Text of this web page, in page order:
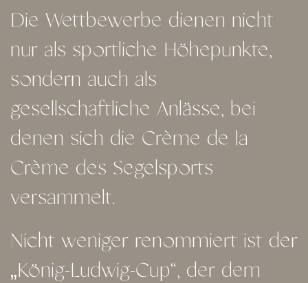
Die Wettbewerbe dienen nicht
nur als sportliche Höhepunkte,
sondern auch als
gesellschaftliche Anlässe, bei
denen sich die Crème de la
Crème des Segelsports
versammelt.
Nicht weniger renommiert ist der
„König-Ludwig-Cup“, der dem